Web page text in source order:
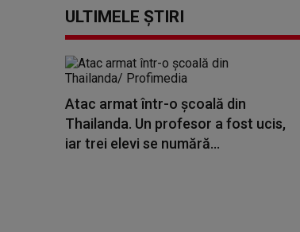
ULTIMELE ȘTIRI
Atac armat într-o școală din
Thailanda. Un profesor a fost ucis,
iar trei elevi se numără...